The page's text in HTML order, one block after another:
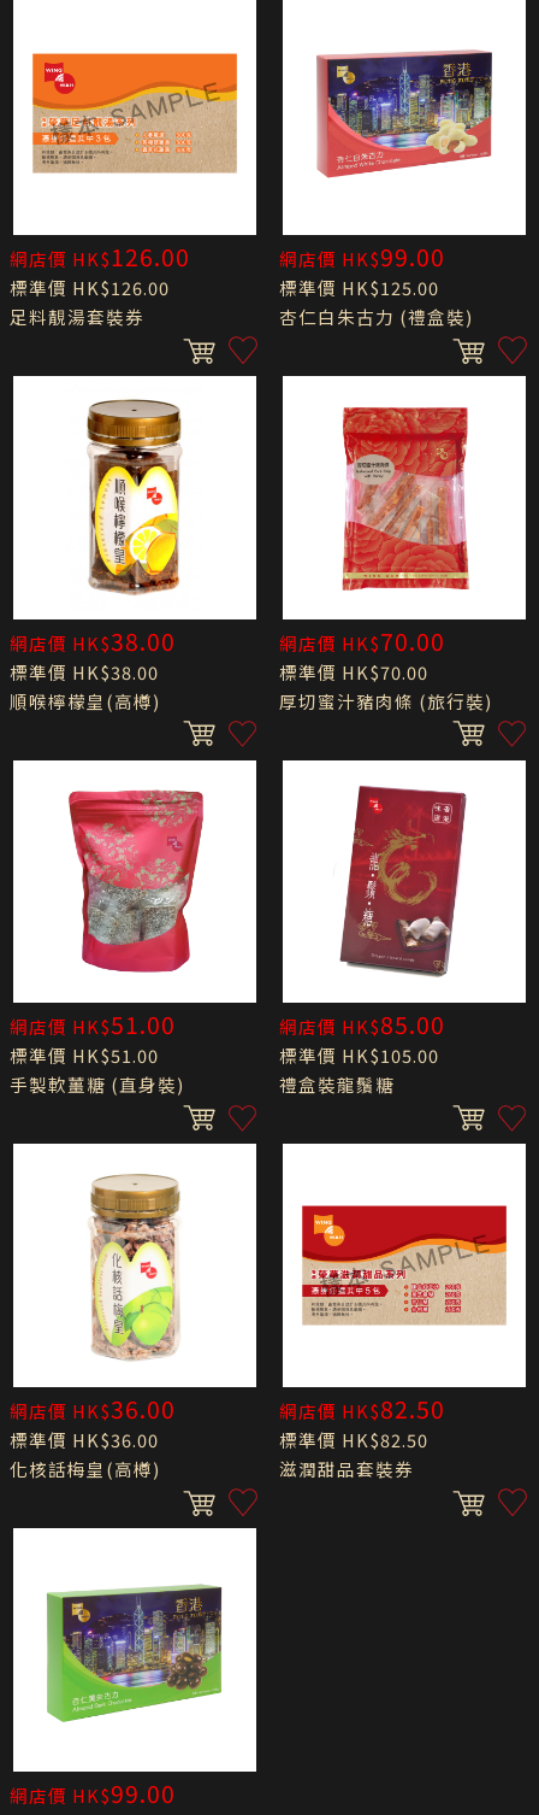
網店價 HK$126.00
標準價 HK$126.00
足料靚湯套裝券
網店價 HK$99.00
標準價 HK$125.00
杏仁白朱古力 (禮盒裝)
網店價 HK$38.00
標準價 HK$38.00
順喉檸檬皇(高樽)
網店價 HK$70.00
標準價 HK$70.00
厚切蜜汁豬肉條 (旅行裝)
網店價 HK$51.00
標準價 HK$51.00
手製軟薑糖 (直身裝)
網店價 HK$85.00
標準價 HK$105.00
禮盒裝龍鬚糖
網店價 HK$36.00
標準價 HK$36.00
化核話梅皇(高樽)
網店價 HK$82.50
標準價 HK$82.50
滋潤甜品套裝券
網店價 HK$99.00